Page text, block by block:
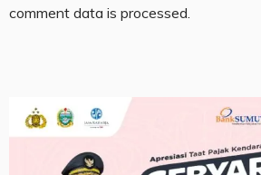
comment data is processed.